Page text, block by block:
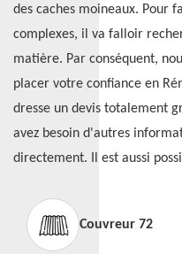
des caches moineaux. Pour
complexes, il va falloir
matière. Par conséquent,
placer votre confiance en
dresse un devis totalement
avez besoin d'autres
directement. Il est aussi
Couvreur 72